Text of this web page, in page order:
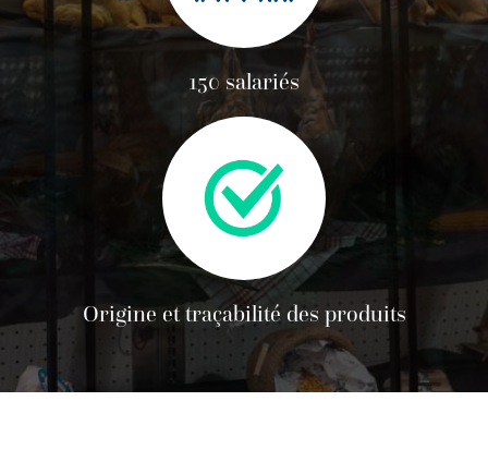
150 salariés
Origine et traçabilité des produits